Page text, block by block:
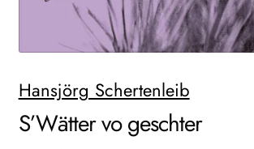
Hansjörg Schertenleib
S’Wätter vo geschter